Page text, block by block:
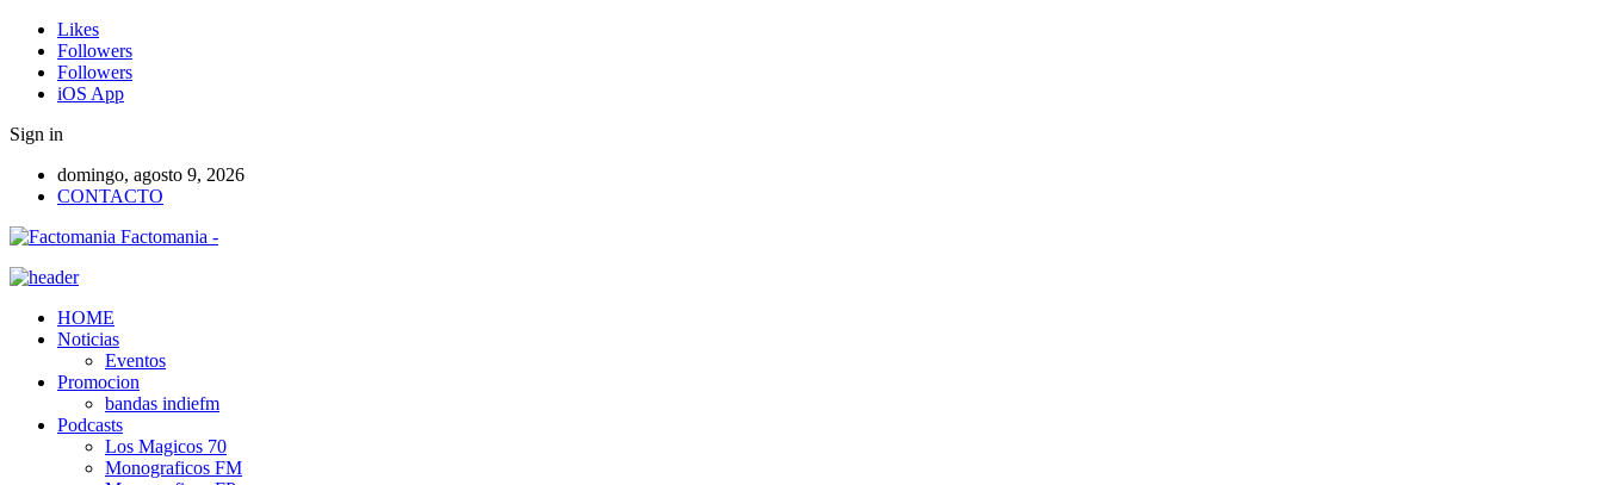
Likes
Followers
Followers
iOS App
Sign in
domingo, agosto 9, 2026
CONTACTO
Factomania -
HOME
Noticias
Eventos
Promocion
bandas indiefm
Podcasts
Los Magicos 70
Monograficos FM